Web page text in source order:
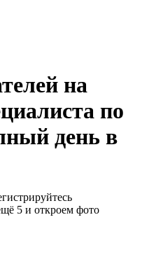
на
по
день в
5 и откроем фото